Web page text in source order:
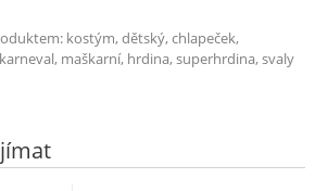
kostým, dětský, chlapeček,
maškarní, hrdina, superhrdina, svaly